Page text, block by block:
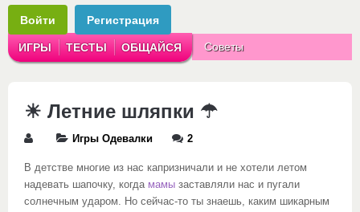
Войти Регистрация
ИГРЫ ТЕСТЫ ОБЩАЙСЯ Советы
☀ Летние шляпки ☂
Игры Одевалки 2
В детстве многие из нас капризничали и не хотели летом
надевать шапочку, когда мамы заставляли нас и пугали
солнечным ударом. Но сейчас-то ты знаешь, каким шикарным